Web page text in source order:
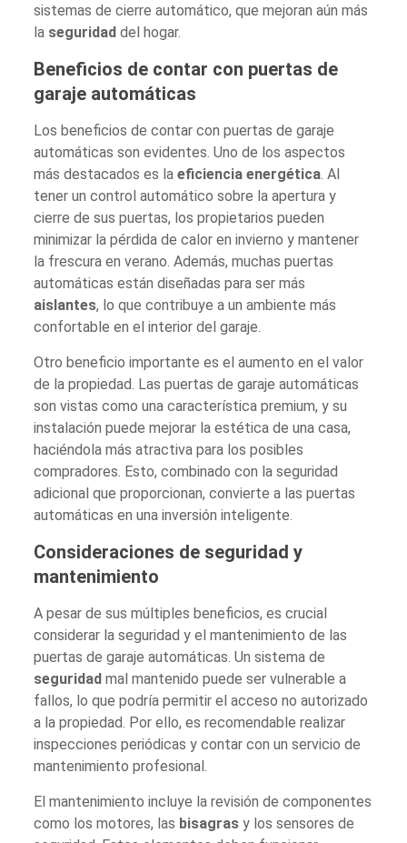
sistemas de cierre automático, que mejoran aún más
la seguridad del hogar.
Beneficios de contar con puertas de
garaje automáticas
Los beneficios de contar con puertas de garaje
automáticas son evidentes. Uno de los aspectos
más destacados es laeficiencia energética. Al
tener un control automático sobre la apertura y
cierre de sus puertas, los propietarios pueden
minimizar la pérdida de calor en invierno y mantener
la frescura en verano. Además, muchas puertas
automáticas están diseñadas para ser más
aislantes, lo que contribuye a un ambiente más
confortable en el interior del garaje.
Otro beneficio importante es el aumento en el valor
de la propiedad. Las puertas de garaje automáticas
son vistas como una característica premium, y su
instalación puede mejorar la estética de una casa,
haciéndola más atractiva para los posibles
compradores. Esto, combinado con la seguridad
adicional que proporcionan, convierte a las puertas
automáticas en una inversión inteligente.
Consideraciones de seguridad y
mantenimiento
A pesar de sus múltiples beneficios, es crucial
considerar la seguridad y el mantenimiento de las
puertas de garaje automáticas. Un sistema de
seguridad mal mantenido puede ser vulnerable a
fallos, lo que podría permitir el acceso no autorizado
a la propiedad. Por ello, es recomendable realizar
inspecciones periódicas y contar con un servicio de
mantenimiento profesional.
El mantenimiento incluye la revisión de componentes
como los motores, las bisagras y los sensores de